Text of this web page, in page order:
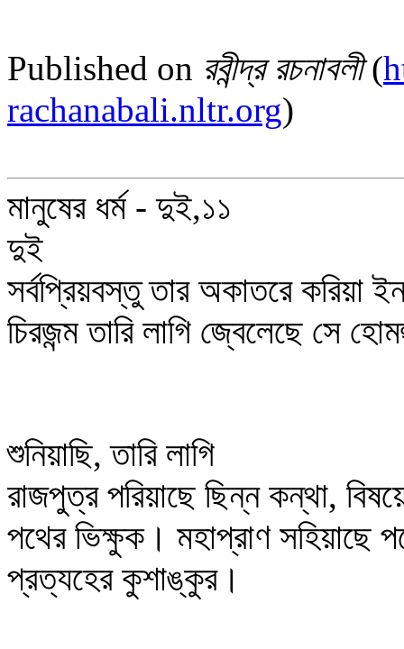
Published on রবীন্দ্র রচনাবলী(
rachanabali.nltr.org)
মানুষের ধর্ম - দুই,১১
দুই
সর্বপ্রিয়বস্তু তার অকাতরে করিয়া
চিরজন্ম তারি লাগি জ্বেলেছে সে
শুনিয়াছি, তারি লাগি
রাজপুত্র পরিয়াছে ছিন্ন কন্থা, বিষয়ে
পথের ভিক্ষুক। মহাপ্রাণ সহিয়াছে
প্রত্যহের কুশাঙ্কুর।